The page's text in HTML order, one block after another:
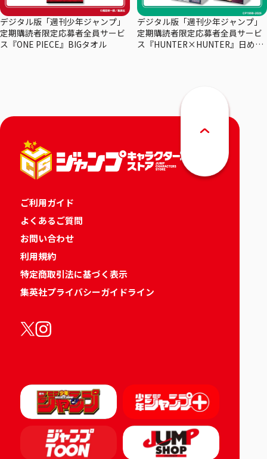
デジタル版「週刊少年ジャンプ」
定期購読者限定応募者全員サービ
ス『ONE PIECE』BIGタオル
デジタル版「週刊少年ジャンプ」
定期購読者限定応募者全員サービ
ス『HUNTER×HUNTER』日めく
ご利用ガイド
よくあるご質問
お問い合わせ
利用規約
特定商取引法に基づく表示
集英社プライバシーガイドライン